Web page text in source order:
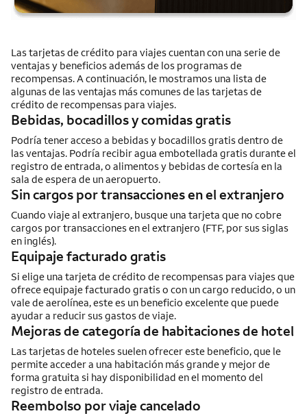
Las tarjetas de crédito para viajes cuentan con una serie de
ventajas y beneficios además de los programas de
recompensas. A continuación, le mostramos una lista de
algunas de las ventajas más comunes de las tarjetas de
crédito de recompensas para viajes.
Bebidas, bocadillos y comidas gratis
Podría tener acceso a bebidas y bocadillos gratis dentro de
las ventajas. Podría recibir agua embotellada gratis durante el
registro de entrada, o alimentos y bebidas de cortesía en la
sala de espera de un aeropuerto.
Sin cargos por transacciones en el extranjero
Cuando viaje al extranjero, busque una tarjeta que no cobre
cargos por transacciones en el extranjero (FTF, por sus siglas
en inglés).
Equipaje facturado gratis
Si elige una tarjeta de crédito de recompensas para viajes que
ofrece equipaje facturado gratis o con un cargo reducido, o un
vale de aerolínea, este es un beneficio excelente que puede
ayudar a reducir sus gastos de viaje.
Mejoras de categoría de habitaciones de hotel
Las tarjetas de hoteles suelen ofrecer este beneficio, que le
permite acceder a una habitación más grande y mejor de
forma gratuita si hay disponibilidad en el momento del
registro de entrada.
Reembolso por viaje cancelado